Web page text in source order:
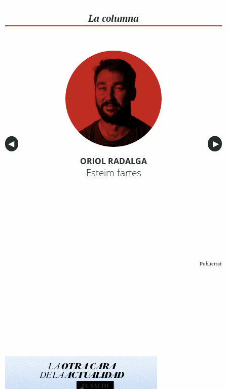
La columna
Anterior
◀︎ ▶︎
ORIOL RADALGA
Esteim fartes
Publicitat